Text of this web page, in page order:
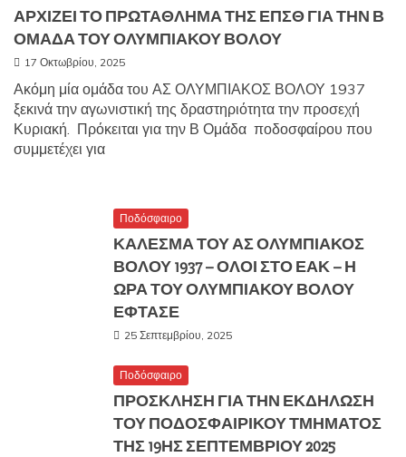
ΑΡΧΙΖΕΙ ΤΟ ΠΡΩΤΑΘΛΗΜΑ ΤΗΣ ΕΠΣΘ ΓΙΑ ΤΗΝ Β
ΟΜΑΔΑ ΤΟΥ ΟΛΥΜΠΙΑΚΟΥ ΒΟΛΟΥ
17 Οκτωβρίου, 2025
Ακόμη μία ομάδα του ΑΣ ΟΛΥΜΠΙΑΚΟΣ ΒΟΛΟΥ 1937
ξεκινά την αγωνιστική της δραστηριότητα την προσεχή
Κυριακή. Πρόκειται για την Β Ομάδα ποδοσφαίρου που
συμμετέχει για
Ποδόσφαιρο
ΚΑΛΕΣΜΑ ΤΟΥ ΑΣ ΟΛΥΜΠΙΑΚΟΣ
ΒΟΛΟΥ 1937 – ΟΛΟΙ ΣΤΟ ΕΑΚ – Η
ΩΡΑ ΤΟΥ ΟΛΥΜΠΙΑΚΟΥ ΒΟΛΟΥ
ΕΦΤΑΣΕ
25 Σεπτεμβρίου, 2025
Ποδόσφαιρο
ΠΡΟΣΚΛΗΣΗ ΓΙΑ ΤΗΝ ΕΚΔΗΛΩΣΗ
ΤΟΥ ΠΟΔΟΣΦΑΙΡΙΚΟΥ ΤΜΗΜΑΤΟΣ
ΤΗΣ 19ΗΣ ΣΕΠΤΕΜΒΡΙΟΥ 2025